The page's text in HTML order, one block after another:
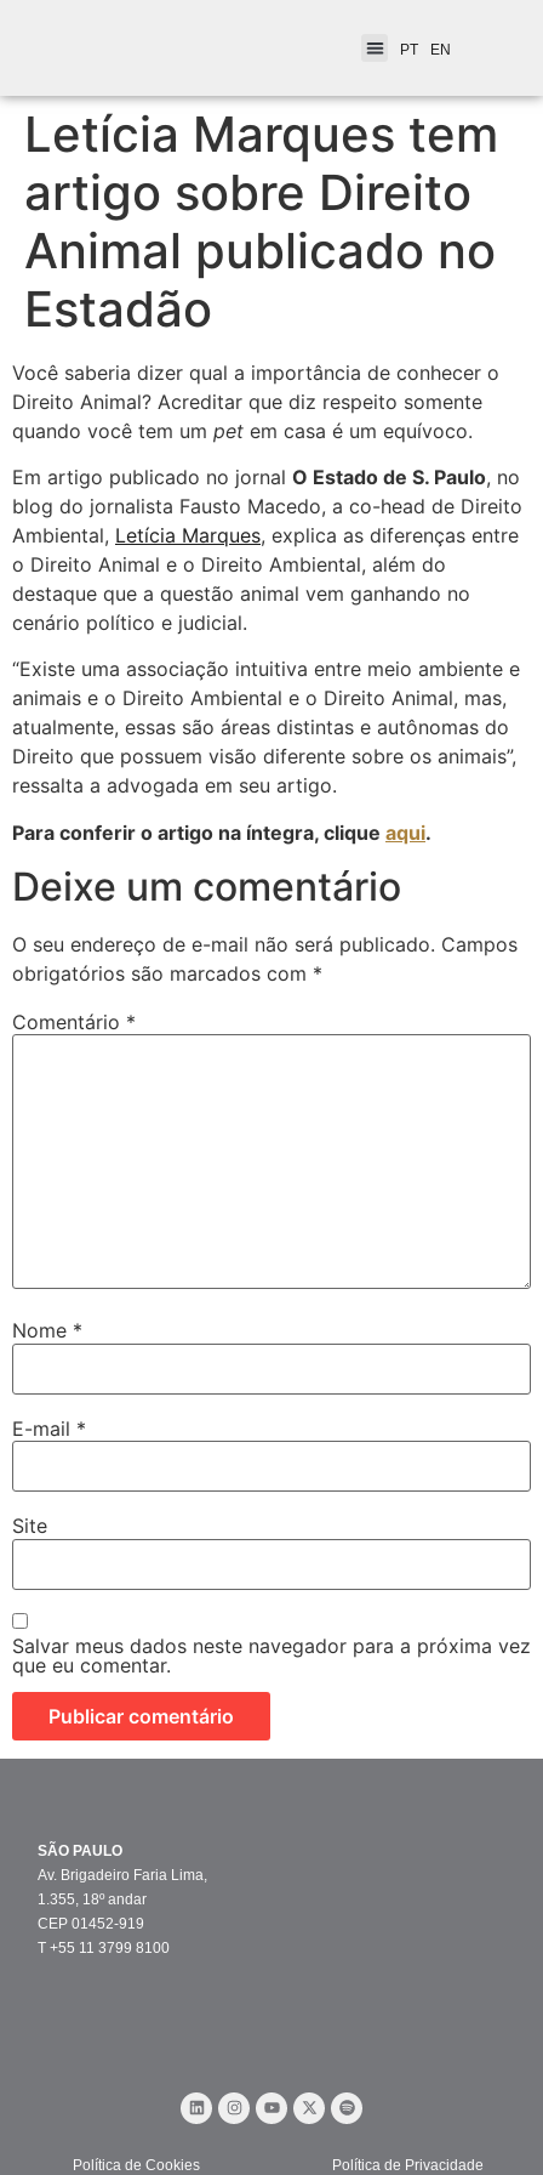
PT EN
Letícia Marques tem
artigo sobre Direito
Animal publicado no
Estadão
Você saberia dizer qual a importância de conhecer o
Direito Animal? Acreditar que diz respeito somente
quando você tem um pet em casa é um equívoco.
Em artigo publicado no jornal O Estado de S. Paulo, no
blog do jornalista Fausto Macedo, a co-head de Direito
Ambiental, Letícia Marques, explica as diferenças entre
o Direito Animal e o Direito Ambiental, além do
destaque que a questão animal vem ganhando no
cenário político e judicial.
“Existe uma associação intuitiva entre meio ambiente e
animais e o Direito Ambiental e o Direito Animal, mas,
atualmente, essas são áreas distintas e autônomas do
Direito que possuem visão diferente sobre os animais”,
ressalta a advogada em seu artigo.
Para conferir o artigo na íntegra, clique aqui.
Deixe um comentário
O seu endereço de e-mail não será publicado. Campos
obrigatórios são marcados com *
Comentário *
Nome *
E-mail *
Site
Salvar meus dados neste navegador para a próxima vez
que eu comentar.
SÃO PAULO
Av. Brigadeiro Faria Lima,
1.355, 18º andar
CEP 01452-919
T +55 11 3799 8100
Política de Cookies Política de Privacidade